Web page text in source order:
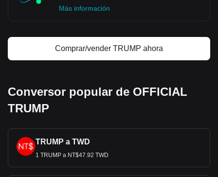
Más información
Comprar/vender TRUMP ahora
Conversor popular de OFFICIAL
TRUMP
TRUMP a TWD
1 TRUMP a NT$47.92 TWD